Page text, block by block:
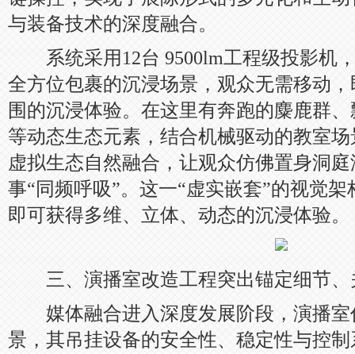
与装备技术的深度融合。
系统采用12台 9500lm工程级投影机
全方位包裹的沉浸场景，观众无需移动
围的沉浸体验。在这里有奔跑的麋鹿群
等动态生态元素，结合机械驱动的教室
虚拟生态自然融合，让观众仿佛置身洞
事“同频呼吸”。这一“虚实嵌套”的视觉
即可获得多维、立体、动态的沉浸体验。
三、演播室改造工程突出锚定细节、
媒体融合进入深度发展阶段，演播室
景，其吊挂设备的安全性、稳定性与控